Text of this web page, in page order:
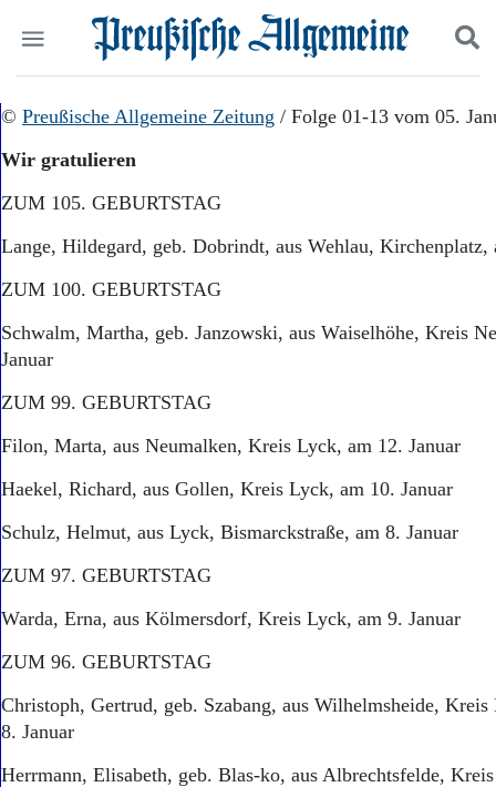
Start
Aktuelle Ausgabe
Abonnenten-Login
Abonnent werden
Abo Prämien
Mediadaten
Politik
Gesellschaft
Leben
Geschichte
Ostpreußen
Berlin-Brandenburg
Datenschutz
Suchen und finden
© Preußische Allgemeine Zeitung / Folge 01-13 vom 05.
Wir gratulieren
ZUM 105. GEBURTSTAG
Lange, Hildegard, geb. Dobrindt, aus Wehlau, Kirchenplatz,
ZUM 100. GEBURTSTAG
Schwalm, Martha, geb. Janzowski, aus Waiselhöhe, Kreis
Januar
ZUM 99. GEBURTSTAG
Filon, Marta, aus Neumalken, Kreis Lyck, am 12. Januar
Haekel, Richard, aus Gollen, Kreis Lyck, am 10. Januar
Schulz, Helmut, aus Lyck, Bismarckstraße, am 8. Januar
ZUM 97. GEBURTSTAG
Warda, Erna, aus Kölmersdorf, Kreis Lyck, am 9. Januar
ZUM 96. GEBURTSTAG
Christoph, Gertrud, geb. Szabang, aus Wilhelmsheide, Kreis
8. Januar
Herrmann, Elisabeth, geb. Blas-ko, aus Albrechtsfelde,